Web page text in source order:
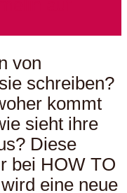
von
schreiben?
kommt
sieht ihre
Diese
bei HOW TO
eine neue